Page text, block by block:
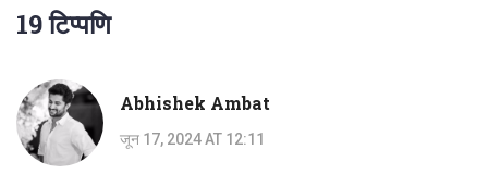
19 टिप्पणि
Abhishek Ambat
जून 17, 2024 AT 12:11